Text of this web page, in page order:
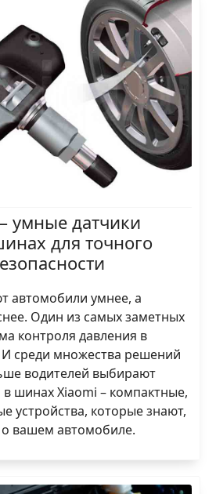
умные датчики
для точного
автомобили умнее, а
Один из самых заметных
контроля давления в
среди множества решений
водителей выбирают
в шинах Xiaomi – компактные,
устройства, которые знают,
о вашем автомобиле.